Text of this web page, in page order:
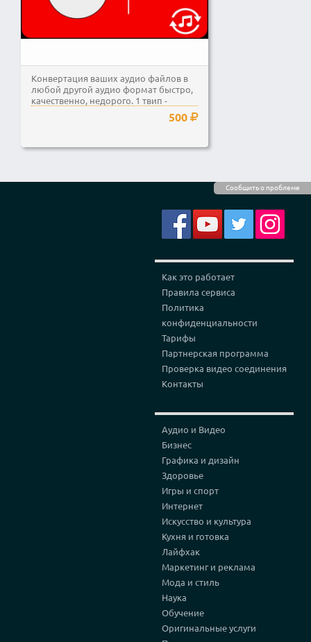
Сообщить о проблеме
Конвертация ваших аудио файлов в
любой другой аудио формат быстро,
качественно, недорого. 1 твип -
500
Как это работает
Правила сервиса
Политика
конфиденциальности
Тарифы
Партнерская программа
Проверка видео соединения
Контакты
Аудио и Видео
Бизнес
Графика и дизайн
Здоровье
Игры и спорт
Интернет
Искусство и культура
Кухня и готовка
Лайфхак
Маркетинг и реклама
Мода и стиль
Наука
Обучение
Оригинальные услуги